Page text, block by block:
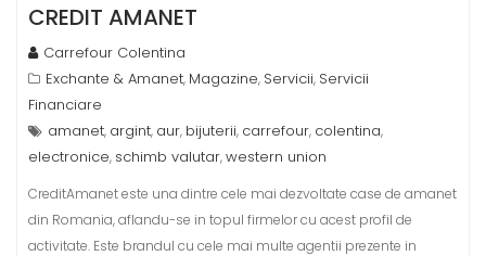
CREDIT AMANET
Carrefour Colentina
Exchante & Amanet, Magazine, Servicii, Servicii
Financiare
amanet, argint, aur, bijuterii, carrefour, colentina,
electronice, schimb valutar,western union
CreditAmanet este una dintre cele mai dezvoltate case de amanet
din Romania, aflandu-se in topul firmelor cu acest profil de
activitate. Este brandul cu cele mai multe agentii prezente in